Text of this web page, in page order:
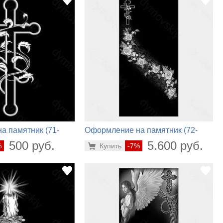
памятник (71-
500 руб.
Оформление на памятник (72-
-7% 5.600 руб.
Купить